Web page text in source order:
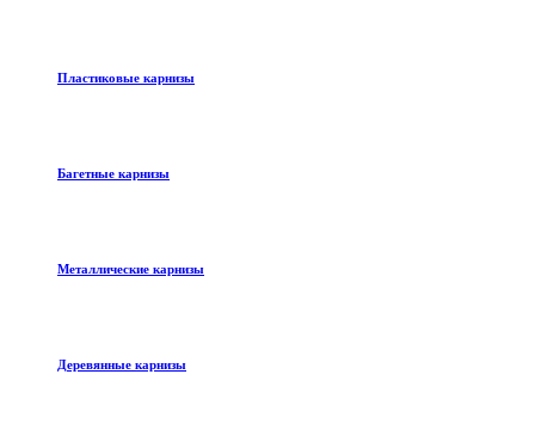
Пластиковые карнизы
Багетные карнизы
Металлические карнизы
Деревянные карнизы